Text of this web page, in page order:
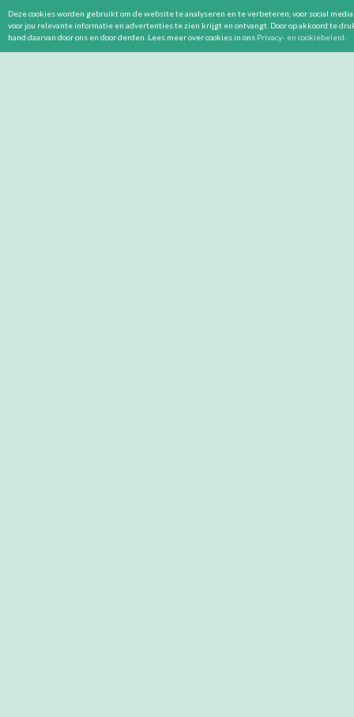
Deze cookies worden gebruikt om de website te analyseren en te verbeteren, voor social
voor jou relevante informatie en advertenties te zien krijgt en ontvangt. Door op akkoord te
hand daarvan door ons en door derden. Lees meer over cookies in ons Privacy- en cookiebeleid